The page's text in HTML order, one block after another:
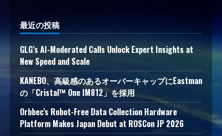
最近の投稿
GLG’s AI-Moderated Calls Unlock Expert Insights at
New Speed and Scale
KANEBO、高級感のあるオーバーキャップにEastman
の「Cristal™ One IM812」を採用
Orbbec’s Robot-Free Data Collection Hardware
Platform Makes Japan Debut at ROSCon JP 2026